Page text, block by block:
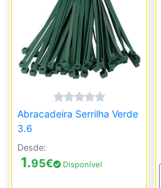
Abracadeira Serrilha Verde
3.6
Desde:
1.95€ Disponível